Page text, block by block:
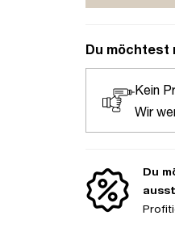
Du möchtest
Kein
Wir
Du